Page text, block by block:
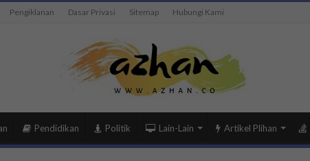
Pengiklanan Dasar Privasi Sitemap Hubungi Kami
Pendidikan Politik Lain-Lain Artikel Plihan